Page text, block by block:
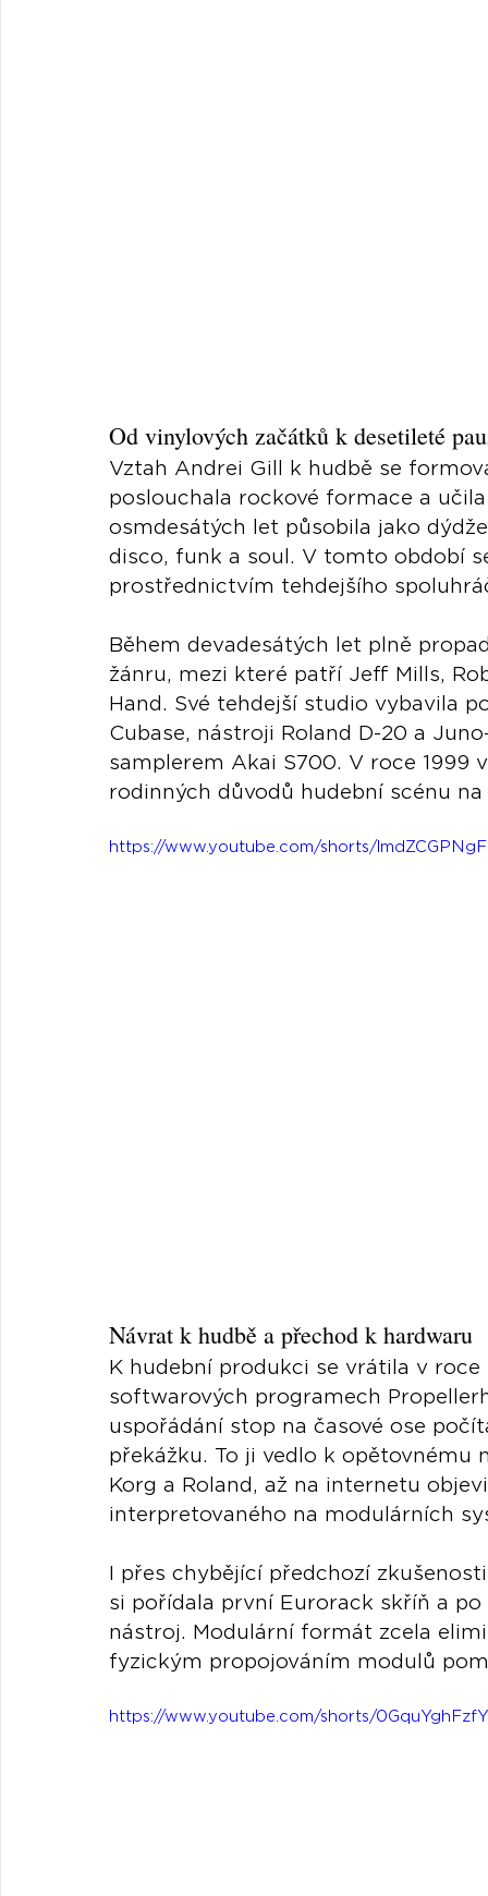
Od vinylových začátků k desetileté
Vztah Andrei Gill k hudbě se
poslouchala rockové formace a
osmdesátých let působila jako
disco, funk a soul. V tomto období
prostřednictvím tehdejšího
Během devadesátých let plně
žánru, mezi které patří Jeff Mills,
Hand. Své tehdejší studio vybavila
Cubase, nástroji Roland D-20 a
samplerem Akai S700. V roce 1999
rodinných důvodů hudební scénu
https://www.youtube.com/shorts/
Návrat k hudbě a přechod k hardwaru
K hudební produkci se vrátila v
softwarových programech
uspořádání stop na časové ose
překážku. To ji vedlo k
Korg a Roland, až na internetu
interpretovaného na modulárních
I přes chybějící předchozí
si pořídala první Eurorack skříň a
nástroj. Modulární formát zcela
fyzickým propojováním modulů
https://www.youtube.com/shorts/0GquYghFzfY